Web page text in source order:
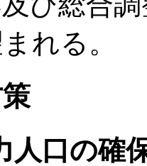
れる。
人口の確